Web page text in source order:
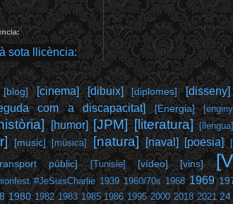
[blog] [cinema] [dibuix] [diplomes] [disseny]
com a discapacitat]
[Energia]
[humor] [JPM] [literatura] [llengua]
[music] [música] [natura] [naval] [poesia]
públic] [Tunisie] [vídeo] [vins]
#JeSuisCharlie 1939 1960/70s 1968 1969
1980 1982 1983 1985 1986 1995 2000 2018 2021 24